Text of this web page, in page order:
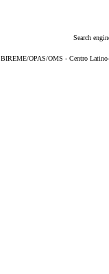
Search
BIREME/OPAS/OMS - Centro Latino-